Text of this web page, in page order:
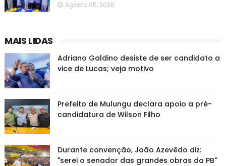
Agosto 05, 2026
MAIS LIDAS
Adriano Galdino desiste de ser candidato a
vice de Lucas; veja motivo
Prefeito de Mulungu declara apoio a pré-
candidatura de Wilson Filho
Durante convenção, João Azevêdo diz:
"serei o senador das grandes obras da PB"